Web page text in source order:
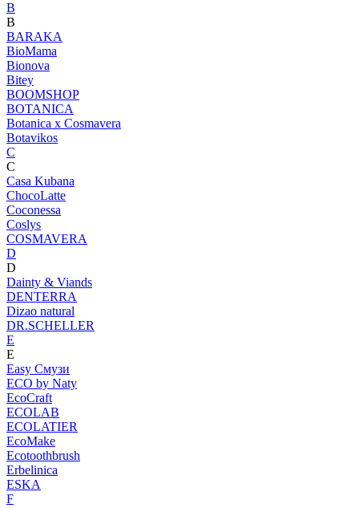
B
B
BARAKA
BioMama
Bionova
Bitey
BOOMSHOP
BOTANICA
Botanica х Cosmavera
Botavikos
C
C
Casa Kubana
ChocoLatte
Coconessa
Coslys
COSMAVERA
D
D
Dainty & Viands
DENTERRA
Dizao natural
DR.SCHELLER
E
E
Easy Смузи
ECO by Naty
EcoCraft
ECOLAB
ECOLATIER
EcoMake
Ecotoothbrush
Erbelinica
ESKA
F